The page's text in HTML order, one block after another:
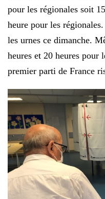
pour les régionales soit
heure pour les
les urnes ce dimanche.
heures et 20 heures pour
premier parti de France